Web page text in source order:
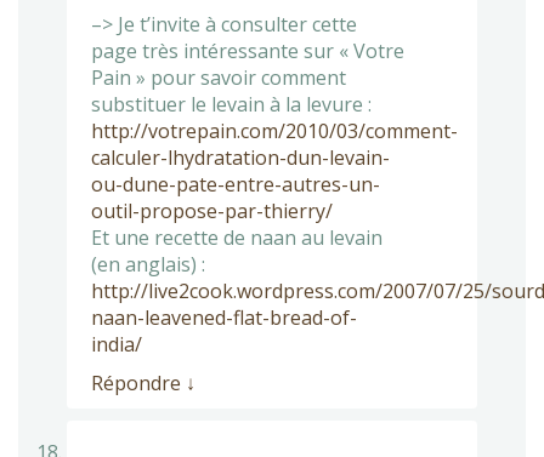
–> Je t’invite à consulter cette
page très intéressante sur « Votre
Pain » pour savoir comment
substituer le levain à la levure :
http://votrepain.com/2010/03/comment-
calculer-lhydratation-dun-levain-
ou-dune-pate-entre-autres-un-
outil-propose-par-thierry/
Et une recette de naan au levain
(en anglais) :
http://live2cook.wordpress.com/2007/07/25/
naan-leavened-flat-bread-of-
india/
Répondre ↓